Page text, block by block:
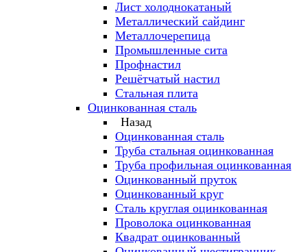
Лист холоднокатаный
Металлический сайдинг
Металлочерепица
Промышленные сита
Профнастил
Решётчатый настил
Стальная плита
Оцинкованная сталь
Назад
Оцинкованная сталь
Труба стальная оцинкованная
Труба профильная оцинкованная
Оцинкованный пруток
Оцинкованный круг
Сталь круглая оцинкованная
Проволока оцинкованная
Квадрат оцинкованный